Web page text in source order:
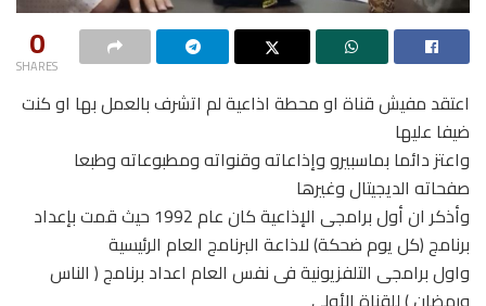
0
SHARES
اعتقد مفيش قناة او محطة اذاعية لم اتشرف بالعمل بها او كنت
ضيفا عليها
واعتز دائما بماسبيرو وإذاعاته وقنواته ومطبوعاته وطبعا
صفحاته الديجيتال وغيرها
وأذكر ان أول برامجى الإذاعية كان عام 1992 حيث قمت بإعداد
برنامج (كل يوم ضحكة) لاذاعة البرنامج العام الرئيسية
واول برامجى التلفزيونية فى نفس العام اعداد برنامج ( الناس